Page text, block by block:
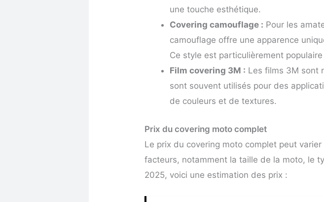
une touche esthétique.
Covering camouflage : Pour les
camouflage offre une apparence
Ce style est particulièrement
Film covering 3M : Les films 3M sont
sont souvent utilisés pour des
de couleurs et de textures.
Prix du covering moto complet
Le prix du covering moto complet peut
facteurs, notamment la taille de la moto, le
2025, voici une estimation des prix :